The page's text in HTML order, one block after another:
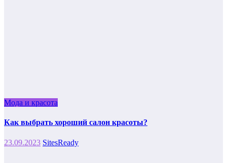
Мода и красота
Как выбрать хороший салон красоты?
23.09.2023 SitesReady